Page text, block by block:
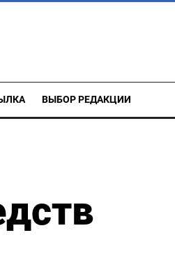
ВЫБОР РЕДАКЦИИ